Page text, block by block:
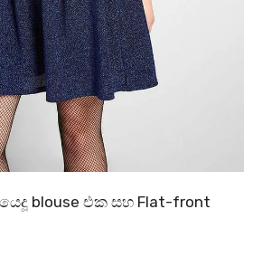
blouse එක සහ Flat-front